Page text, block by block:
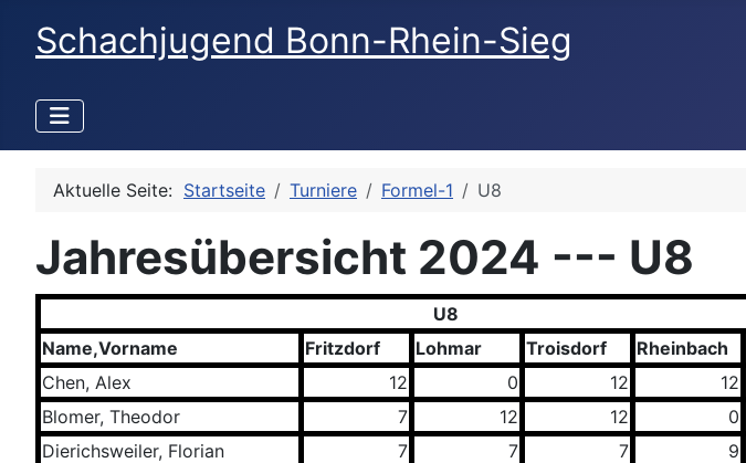
Schachjugend Bonn-Rhein-Sieg
Aktuelle Seite: Startseite Turniere Formel-1 U8
Jahresübersicht 2024 --- U8
U8
Name,Vorname
Fritzdorf Lohmar Troisdorf Rheinbach
Chen, Alex
12 0 12 12
Blomer, Theodor
7 12 12 0
Dierichsweiler, Florian
7 7 7 9